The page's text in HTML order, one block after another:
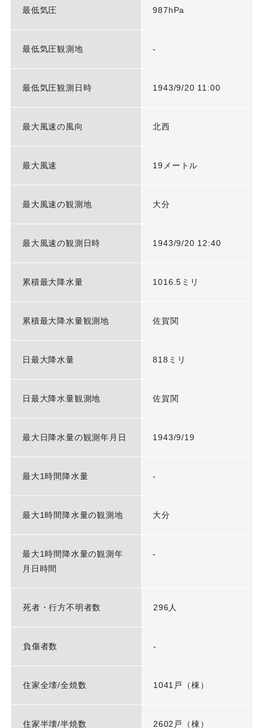
最低気圧 987hPa
最低気圧観測地 -
最低気圧観測日時 1943/9/20 11:00
最大風速の風向 北西
最大風速 19メートル
最大風速の観測地 大分
最大風速の観測日時 1943/9/20 12:40
累積最大降水量 1016.5ミリ
累積最大降水量観測地 佐賀関
日最大降水量 818ミリ
日最大降水量観測地 佐賀関
最大日降水量の観測年月日 1943/9/19
最大1時間降水量 -
最大1時間降水量の観測地 大分
最大1時間降水量の観測年
月日時間
-
死者・行方不明者数 296人
負傷者数 -
住家全壊/全焼数 1041戸（棟）
住家半壊/半焼数 2602戸（棟）